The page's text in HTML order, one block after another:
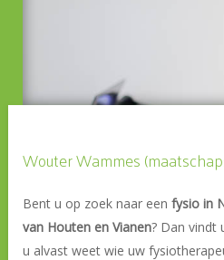
Wouter Wammes
Bent u op zoek naar een fysio in
van Houten en Vianen? Dan vindt
u alvast weet wie uw